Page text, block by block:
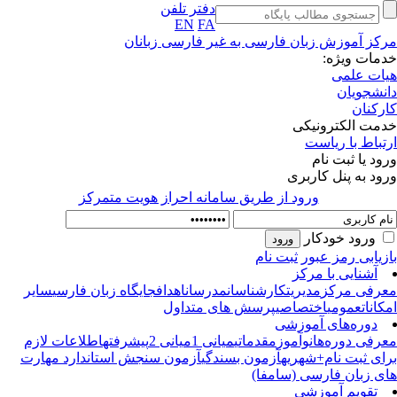
دفتر تلفن
EN FA
آموزش زبان فارسی به غیر فارسی زبانان
ویژه:
علمی
الکترونیکی
با ریاست
یا ثبت نام
به پنل کاربری
ورود از طريق سامانه احراز هويت متمركز
ورود خودکار
رمز عبور ثبت نام
آشنایی با مرکز
مرکزمدیریت کارشناسانمدرساناهداف جایگاه زبان فارسیسایر
عمومیاختصاصیپرسش های متداول
دوره‌های آموزشی
دوره‌هانوآموزمقدماتیمیانی 1 میانی 2 پیشرفتهاطلاعات لازم
ثبت نام+شهریه آزمون بسندگیآزمون سنجش استاندارد مهارت
زبان فارسی (سامفا)
تقویم آموزشی